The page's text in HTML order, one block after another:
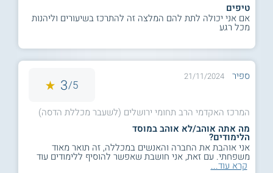
טיפים
אם אני יכולה לתת להם המלצה זה להתרכז בשיעורים וליהנות
מכל רגע
ספיר 21/11/2024
5/
3
המרכז האקדמי הרב תחומי ירושלים (לשעבר מכללת הדסה)
מה אתה אוהב/לא אוהב במוסד
הלימודים?
אני אוהבת את החברה והאנשים במכללה, זה תואר מאוד
משפחתי. עם זאת, אני חושבת שאפשר להוסיף ללימודים עוד
קרא עוד...